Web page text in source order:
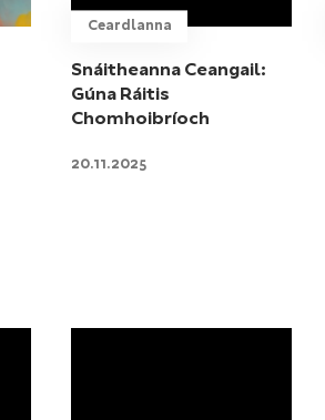
Ceardlanna
Snáitheanna Ceangail:
Gúna Ráitis
Chomhoibríoch
20.11.2025